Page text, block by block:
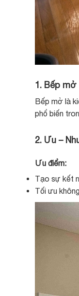
1. Bếp
Bếp mở là
phổ biến
2. Ưu –
Ưu điểm:
Tạo sự kết
Tối ưu